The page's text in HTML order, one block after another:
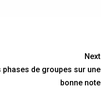
Next
phases de groupes sur une
bonne note